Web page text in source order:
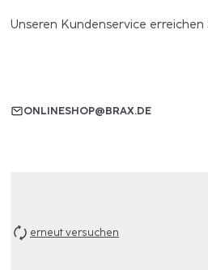
Unseren Kundenservice erreichen
ONLINESHOP@BRAX.DE
erneut versuchen